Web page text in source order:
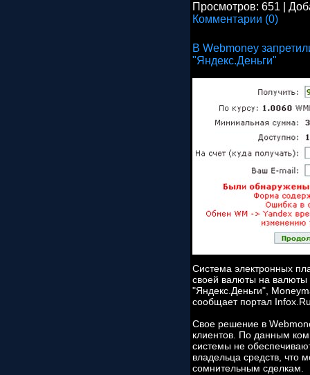
Просмотров: 651
Комментарии (0)
В Webmoney
"Яндекс.Деньги"
Система электронных
своей валюты на валюты
"Яндекс.Деньги",
сообщает портал
Свое решение в
клиентов. По данным
системы не
владельца средств, что
сомнительным сделкам.